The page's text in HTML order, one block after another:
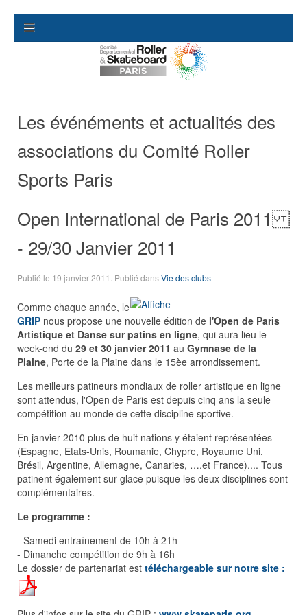
Les événéments et actualités des
associations du Comité Roller
Sports Paris
Open International de Paris 2011
- 29/30 Janvier 2011
Publié le 19 janvier 2011 . Publié dansVie des clubs
Comme chaque année, le
GRIP nous propose une nouvelle édition de l'Open de Paris
Artistique et Danse sur patins en ligne, qui aura lieu le
week-end du 29 et 30 janvier 2011 au Gymnase de la
Plaine, Porte de la Plaine dans le 15èe arrondissement.
Les meilleurs patineurs mondiaux de roller artistique en ligne
sont attendus, l'Open de Paris est depuis cinq ans la seule
compétition au monde de cette discipline sportive.
En janvier 2010 plus de huit nations y étaient représentées
(Espagne, Etats-Unis, Roumanie, Chypre, Royaume Uni,
Brésil, Argentine, Allemagne, Canaries, ….et France).... Tous
patinent également sur glace puisque les deux disciplines sont
complémentaires.
Le programme :
- Samedi entraînement de 10h à 21h
- Dimanche compétition de 9h à 16h
Le dossier de partenariat est téléchargeable sur notre site :